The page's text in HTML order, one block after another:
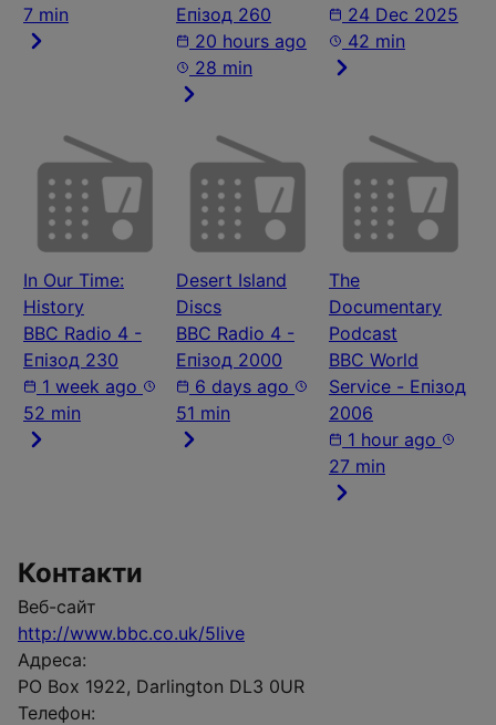
7 min
Епізод 260
20 hours ago
28 min
24 Dec 2025
42 min
In Our Time:
History
BBC Radio 4 -
Епізод 230
1 week ago
52 min
Desert Island
Discs
BBC Radio 4 -
Епізод 2000
6 days ago
51 min
The
Documentary
Podcast
BBC World
Service - Епізод
2006
1 hour ago
27 min
Контакти
Веб-сайт
http://www.bbc.co.uk/5live
Адреса:
PO Box 1922, Darlington DL3 0UR
Телефон: